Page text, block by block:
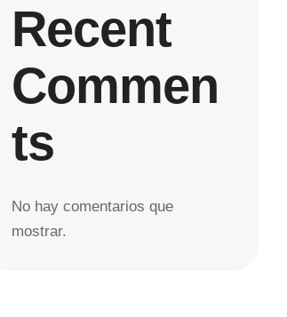
Recent
Commen
ts
No hay comentarios que
mostrar.